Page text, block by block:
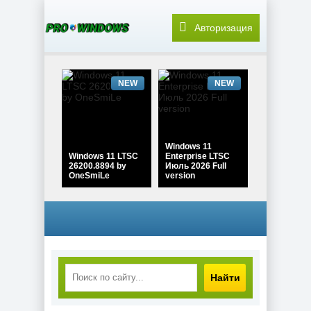
Авторизация
Windows 11 LTSC
26200.8894 by
OneSmiLe
NEW
Windows 11
Enterprise LTSC
Июль 2026 Full
version
NEW
Windows 11 Pro
Windows 10 Pro
Найти